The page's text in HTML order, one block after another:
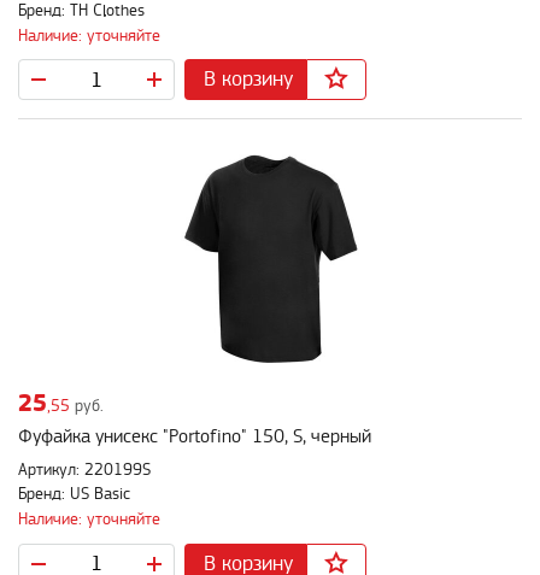
Бренд: TH Clothes
Наличие: уточняйте
В корзину
25,55 руб.
Фуфайка унисекс "Portofino" 150, S, черный
Артикул: 220199S
Бренд: US Basic
Наличие: уточняйте
В корзину